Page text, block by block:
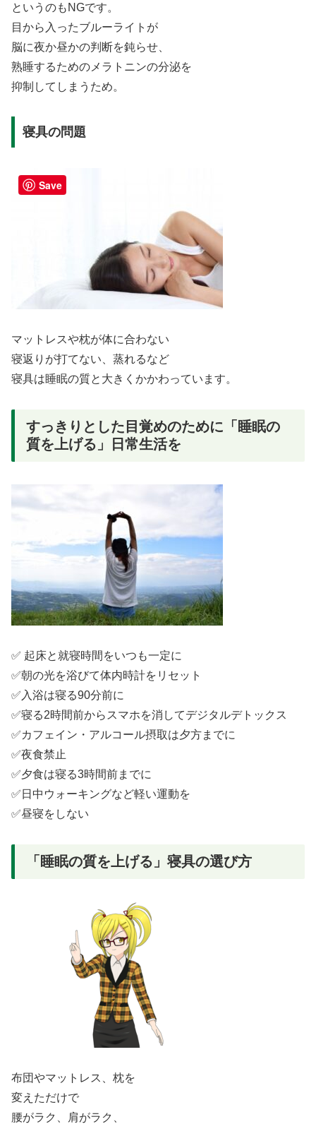
というのもNGです。
目から入ったブルーライトが
脳に夜か昼かの判断を鈍らせ、
熟睡するためのメラトニンの分泌を
抑制してしまうため。
寝具の問題
マットレスや枕が体に合わない
寝返りが打てない、蒸れるなど
寝具は睡眠の質と大きくかかわっています。
すっきりとした目覚めのために「睡眠の
質を上げる」日常生活を
✅ 起床と就寝時間をいつも一定に
✅朝の光を浴びて体内時計をリセット
✅入浴は寝る90分前に
✅寝る2時間前からスマホを消してデジタルデトックス
✅カフェイン・アルコール摂取は夕方までに
✅夜食禁止
✅夕食は寝る3時間前までに
✅日中ウォーキングなど軽い運動を
✅昼寝をしない
「睡眠の質を上げる」寝具の選び方
布団やマットレス、枕を
変えただけで
腰がラク、肩がラク、
Save